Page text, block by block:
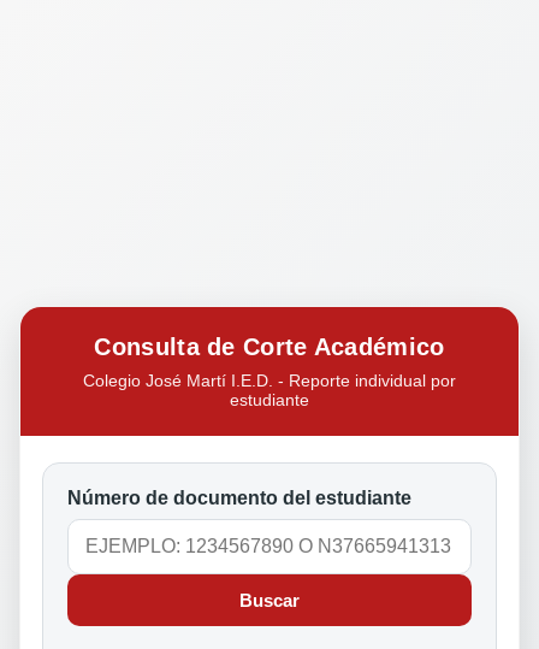
Consulta de Corte Académico
Colegio José Martí I.E.D. - Reporte individual por
estudiante
Número de documento del estudiante
Buscar